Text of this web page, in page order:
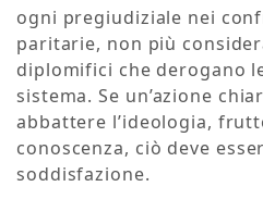
ogni pregiudiziale nei
paritarie, non più
diplomifici che derogano
sistema. Se un’azione
abbattere l’ideologia,
conoscenza, ciò deve
soddisfazione.